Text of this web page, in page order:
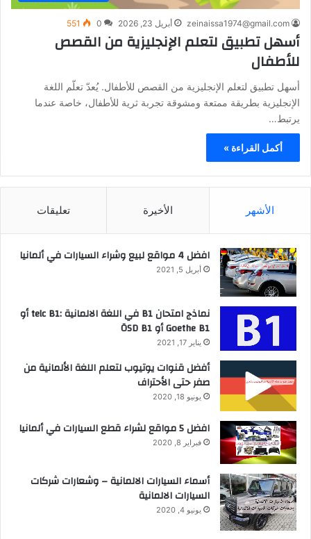
zeinaissa1974@gmail.com أبريل 23, 2026 0
551
أسهل تطبيق لتعلم الإنجليزية من القصص
للأطفال
أسهل تطبيق لتعلم الإنجليزية من القصص للأطفال. يُعدّ تعلّم اللغة
الإنجليزية بطريقة ممتعة ومشوقة تجربة ثرية للأطفال، خاصة عندما
يرتبط…
أكمل القراءة »
الأشهر الأخيرة تعليقات
افضل 4 مواقع لبيع وشراء السيارات في ألمانيا
أبريل 5, 2021
نماذج امتحان B1 في اللغة الالمانية :telc B1 أو
Goethe B1 أو ÖSD B1
يناير 17, 2021
أفضل قنوات يوتيوب لتعلم اللغة الألمانية من
صفر حتى الأحتراف
يونيو 18, 2020
افضل 5 مواقع لشراء قطع السيارات في ألمانيا
فبراير 8, 2020
أسماء السيارات الالمانية – وشعارات شركات
السيارات الالمانية
يونيو 4, 2020